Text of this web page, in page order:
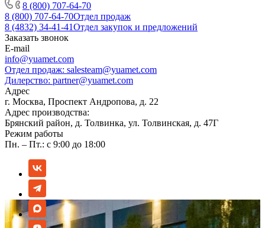
8 (800) 707-64-70
8 (800) 707-64-70Отдел продаж
8 (4832) 34-41-41Отдел закупок и предложений
Заказать звонок
E-mail
info@yuamet.com
Отдел продаж: salesteam@yuamet.com
Дилерство: partner@yuamet.com
Адрес
г. Москва, Проспект Андропова, д. 22
Адрес производства:
Брянский район, д. Толвинка, ул. Толвинская, д. 47Г
Режим работы
Пн. – Пт.: с 9:00 до 18:00